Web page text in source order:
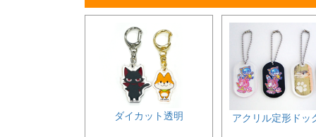
ダイカット透明 アクリル定形ドッ